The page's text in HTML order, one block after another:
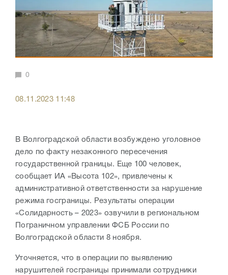
0
08.11.2023 11:48
В Волгоградской области возбуждено уголовное
дело по факту незаконного пересечения
государственной границы. Еще 100 человек,
сообщает ИА «Высота 102», привлечены к
административной ответственности за нарушение
режима госграницы. Результаты операции
«Солидарность – 2023» озвучили в региональном
Пограничном управлении ФСБ России по
Волгоградской области 8 ноября.
Уточняется, что в операции по выявлению
нарушителей госграницы принимали сотрудники